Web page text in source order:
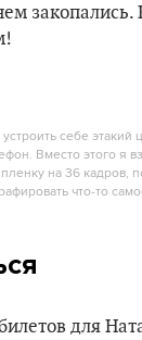
себе этакий
Вместо этого я
на 36 кадров,
что-то
для